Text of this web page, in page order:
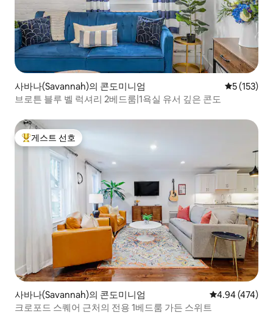
사바나(Savannah)의 콘도미니엄 평점 5점(5
5 (153)
브로튼 블루 벨 럭셔리 2베드룸|1욕실 유서 깊은 콘도
상위 게스트 선호
게스트 선호
사바나(Savannah)의 콘도미니엄 평점 4.94점(5
4.94 (474)
크로포드 스퀘어 근처의 전용 1베드룸 가든 스위트